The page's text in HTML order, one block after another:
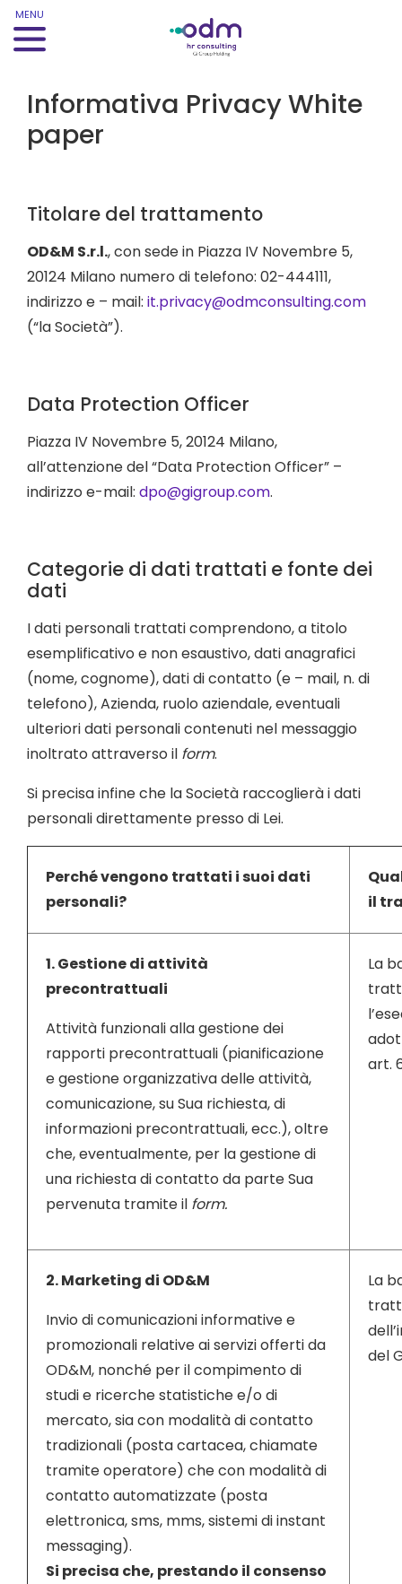
MENU
Informativa Privacy White
paper
Titolare del trattamento
OD&M S.r.l., con sede in Piazza IV Novembre 5,
20124 Milano numero di telefono: 02-444111,
indirizzo e – mail: it.privacy@odmconsulting.com
(“la Società”).
Data Protection Officer
Piazza IV Novembre 5, 20124 Milano,
all’attenzione del “Data Protection Officer” –
indirizzo e-mail: dpo@gigroup.com.
Categorie di dati trattati e fonte dei
dati
I dati personali trattati comprendono, a titolo
esemplificativo e non esaustivo, dati anagrafici
(nome, cognome), dati di contatto (e – mail, n. di
telefono), Azienda, ruolo aziendale, eventuali
ulteriori dati personali contenuti nel messaggio
inoltrato attraverso il form.
Si precisa infine che la Società raccoglierà i dati
personali direttamente presso di Lei.
Perché vengono trattati i suoi dati
personali?
il
1. Gestione di attività
precontrattuali
Attività funzionali alla gestione dei
rapporti precontrattuali (pianificazione
e gestione organizzativa delle attività,
comunicazione, su Sua richiesta, di
informazioni precontrattuali, ecc.), oltre
che, eventualmente, per la gestione di
una richiesta di contatto da parte Sua
pervenuta tramite il form.
La
art.
2. Marketing di OD&M
Invio di comunicazioni informative e
promozionali relative ai servizi offerti da
OD&M, nonché per il compimento di
studi e ricerche statistiche e/o di
mercato, sia con modalità di contatto
tradizionali (posta cartacea, chiamate
tramite operatore) che con modalità di
contatto automatizzate (posta
elettronica, sms, mms, sistemi di instant
messaging).
Si precisa che, prestando il consenso
La
del